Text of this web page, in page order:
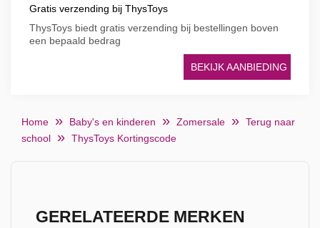
Gratis verzending bij ThysToys
ThysToys biedt gratis verzending bij bestellingen boven
een bepaald bedrag
BEKIJK AANBIEDING
Home Baby's en kinderen Zomersale
Terug naar
school
ThysToys Kortingscode
GERELATEERDE MERKEN